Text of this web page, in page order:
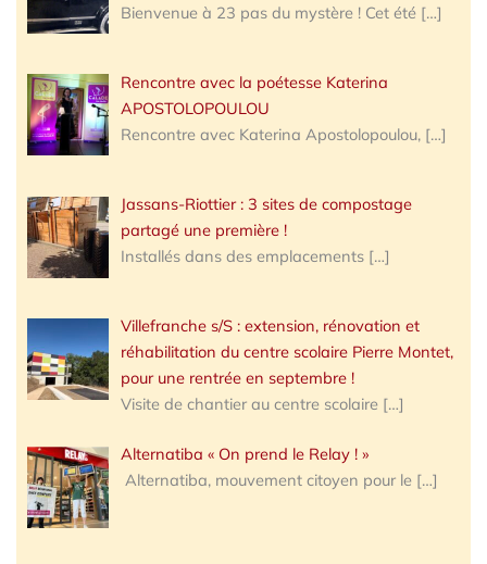
Bienvenue à 23 pas du mystère ! Cet été […]
Rencontre avec la poétesse Katerina
APOSTOLOPOULOU
Rencontre avec Katerina Apostolopoulou, […]
Jassans-Riottier : 3 sites de compostage
partagé une première !
Installés dans des emplacements […]
Villefranche s/S : extension, rénovation et
réhabilitation du centre scolaire Pierre Montet,
pour une rentrée en septembre !
Visite de chantier au centre scolaire […]
Alternatiba « On prend le Relay ! »
Alternatiba, mouvement citoyen pour le […]